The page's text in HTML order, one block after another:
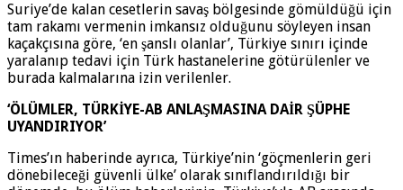
Suriye’de kalan cesetlerin savaş bölgesinde gömüldüğü için
tam rakamı vermenin imkansız olduğunu söyleyen insan
kaçakçısına göre, ‘en şanslı olanlar’, Türkiye sınırı içinde
yaralanıp tedavi için Türk hastanelerine götürülenler ve
burada kalmalarına izin verilenler.
‘ÖLÜMLER, TÜRKİYE-AB ANLAŞMASINA DAİR ŞÜPHE
UYANDIRIYOR’
Times’ın haberinde ayrıca, Türkiye’nin ‘göçmenlerin geri
dönebileceği güvenli ülke’ olarak sınıflandırıldığı bir